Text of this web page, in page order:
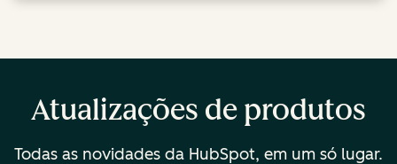
Atualizações de produtos
Todas as novidades da HubSpot, em um só lugar.